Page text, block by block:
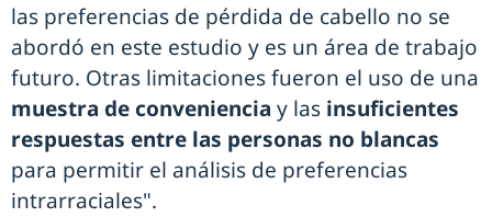
las preferencias de pérdida de cabello no se
abordó en este estudio y es un área de trabajo
futuro. Otras limitaciones fueron el uso de una
muestra de conveniencia y las insuficientes
respuestas entre las personas no blancas
para permitir el análisis de preferencias
intrarraciales".